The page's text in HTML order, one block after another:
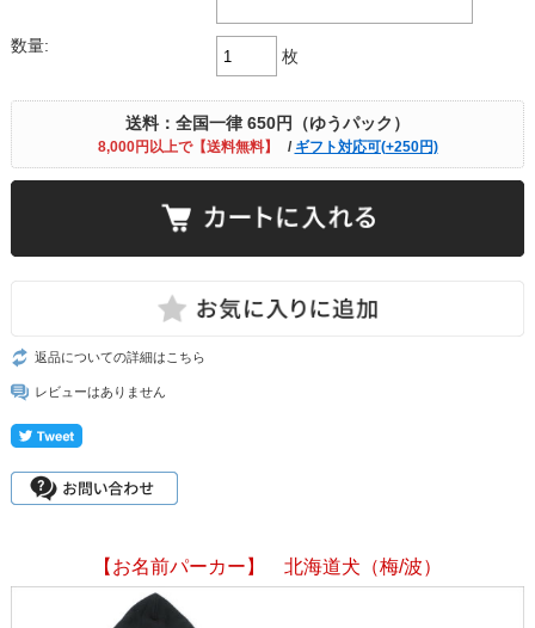
数量:
枚
送料：全国一律 650円（ゆうパック）
8,000円以上で【送料無料】 / ギフト対応可(+250円)
返品についての詳細はこちら
レビューはありません
【お名前パーカー】 北海道犬（梅/波）